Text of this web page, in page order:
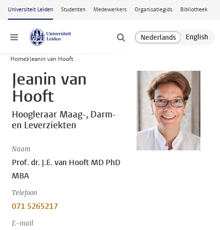
Ga naar hoofdinhoud
Universiteit Leiden Studenten Medewerkers Organisatiegids Bibliotheek
Menu
Home Jeanin van Hooft
Jeanin van
Hooft
Hoogleraar Maag-, Darm-
en Leverziekten
Naam
Prof. dr. J.E. van Hooft MD PhD
MBA
Telefoon
071 5265217
E-mail